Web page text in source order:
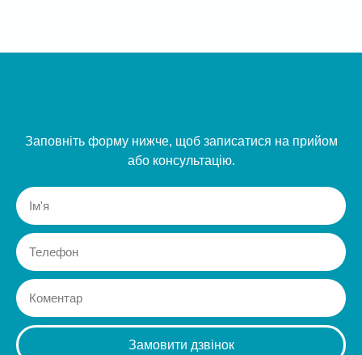
Заповніть форму нижче, щоб записатися на прийом
або консультацію.
Замовити дзвінок